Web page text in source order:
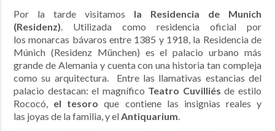
Por la tarde visitamos la Residencia de Munich
(Residenz). Utilizada como residencia oficial por
los monarcas bávaros entre 1385 y 1918, la Residencia de
Múnich (Residenz München) es el palacio urbano más
grande de Alemania y cuenta con una historia tan compleja
como su arquitectura. Entre las llamativas estancias del
palacio destacan: el magnífico Teatro Cuvilliés de estilo
Rococó, el tesoroque contiene las insignias reales y
las joyas de la familia, y elAntiquarium.